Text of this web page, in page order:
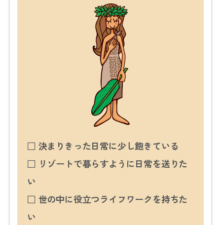
□ 決まりきった日常に少し飽きている
□ リゾートで暮らすように日常を送りた
い
□ 世の中に役立つライフワークを持ちた
い